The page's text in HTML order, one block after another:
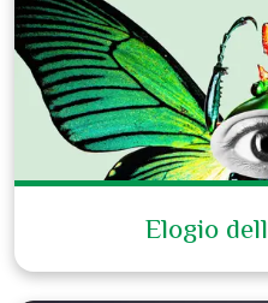
Elogio